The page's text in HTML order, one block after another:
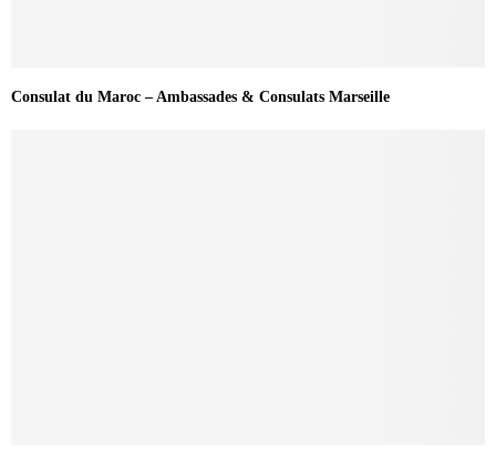
Consulat du Maroc – Ambassades & Consulats Marseille